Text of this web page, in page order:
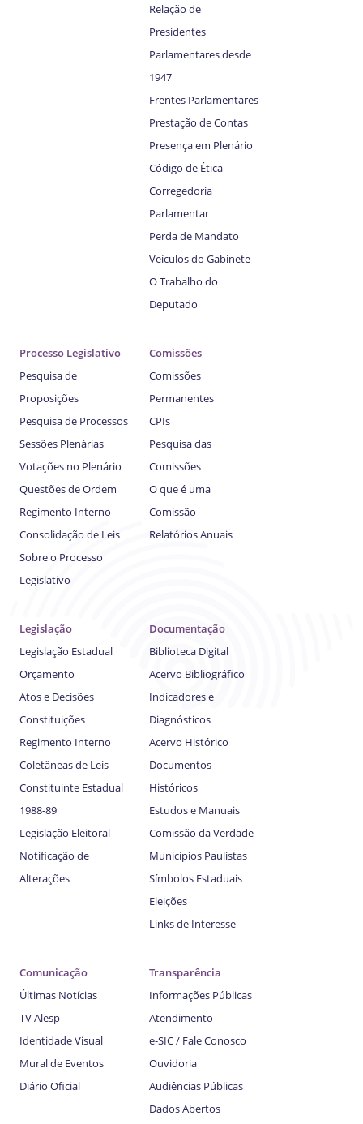
Relação de
Presidentes
Parlamentares desde
1947
Frentes Parlamentares
Prestação de Contas
Presença em Plenário
Código de Ética
Corregedoria
Parlamentar
Perda de Mandato
Veículos do Gabinete
O Trabalho do
Deputado
Processo Legislativo
Pesquisa de
Proposições
Pesquisa de Processos
Sessões Plenárias
Votações no Plenário
Questões de Ordem
Regimento Interno
Consolidação de Leis
Sobre o Processo
Legislativo
Comissões
Comissões
Permanentes
CPIs
Pesquisa das
Comissões
O que é uma
Comissão
Relatórios Anuais
Legislação
Legislação Estadual
Orçamento
Atos e Decisões
Constituições
Regimento Interno
Coletâneas de Leis
Constituinte Estadual
1988-89
Legislação Eleitoral
Notificação de
Alterações
Documentação
Biblioteca Digital
Acervo Bibliográfico
Indicadores e
Diagnósticos
Acervo Histórico
Documentos
Históricos
Estudos e Manuais
Comissão da Verdade
Municípios Paulistas
Símbolos Estaduais
Eleições
Links de Interesse
Comunicação
Últimas Notícias
TV Alesp
Identidade Visual
Mural de Eventos
Diário Oficial
Transparência
Informações Públicas
Atendimento
e-SIC / Fale Conosco
Ouvidoria
Audiências Públicas
Dados Abertos